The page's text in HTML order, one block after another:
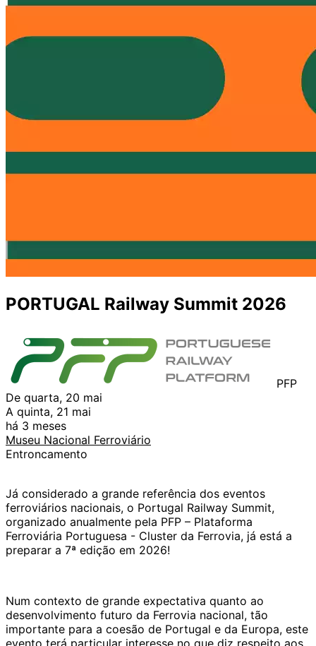
PORTUGAL Railway Summit 2026
PFP
De quarta, 20 mai
A quinta, 21 mai
há 3 meses
Museu Nacional Ferroviário
Entroncamento
Já considerado a grande referência dos eventos
ferroviários nacionais, o Portugal Railway Summit,
organizado anualmente pela PFP – Plataforma
Ferroviária Portuguesa - Cluster da Ferrovia, já está a
preparar a 7ª edição em 2026!
Num contexto de grande expectativa quanto ao
desenvolvimento futuro da Ferrovia nacional, tão
importante para a coesão de Portugal e da Europa, este
evento terá particular interesse no que diz respeito aos